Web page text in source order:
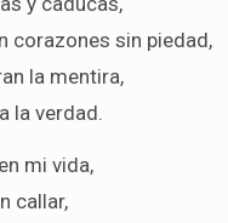
corazones sin piedad,
la mentira,
la verdad.
mi vida,
callar,